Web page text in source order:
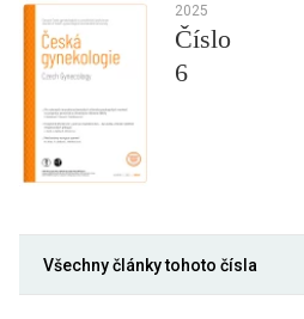
2025
Číslo
6
Všechny články tohoto čísla